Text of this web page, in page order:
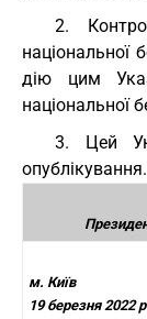
2.
національної
дію цим
національної
3. Цей
опублікування.
м. Київ
19 березня 2022